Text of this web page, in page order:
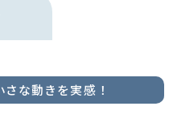
な動きを実感！